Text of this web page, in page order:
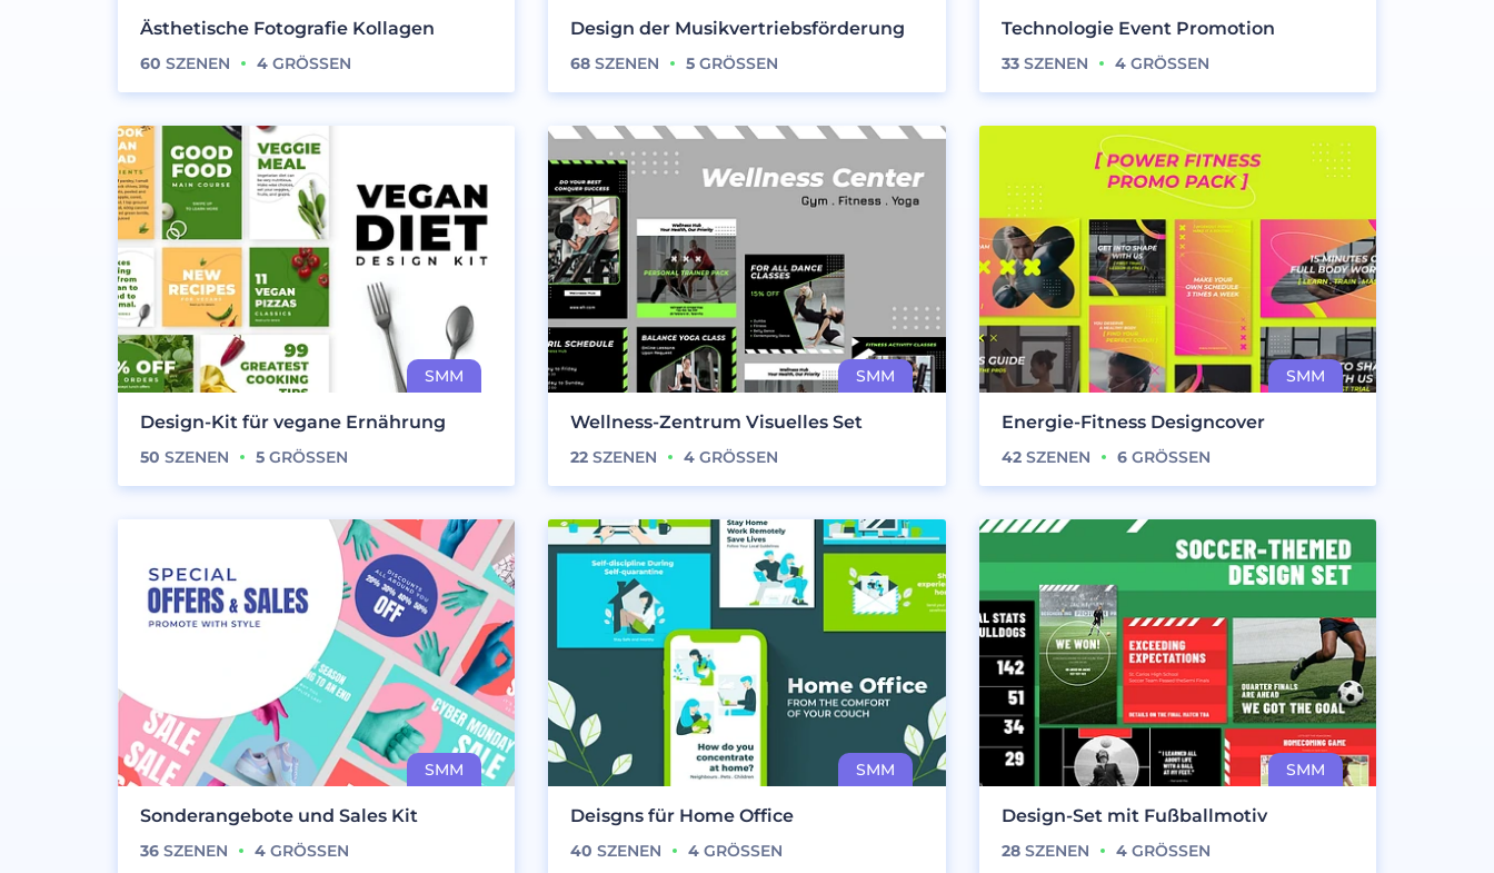
Ästhetische Fotografie Kollagen
60 SZENEN 4 GRÖSSEN
Design der Musikvertriebsförderung
68 SZENEN 5 GRÖSSEN
Technologie Event Promotion
33SZENEN 4GRÖSSEN
Design-Kit für vegane Ernährung
50 SZENEN 5 GRÖSSEN
Wellness-Zentrum Visuelles Set
22 SZENEN 4 GRÖSSEN
Energie-Fitness Designcover
42SZENEN 6GRÖSSEN
Sonderangebote und Sales Kit
36 SZENEN 4 GRÖSSEN
Deisgns für Home Office
40 SZENEN 4 GRÖSSEN
Design-Set mit Fußballmotiv
28SZENEN 4GRÖSSEN